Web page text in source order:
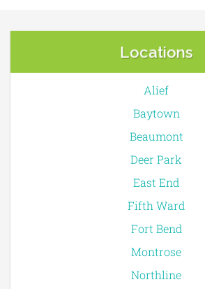
Locations
Alief
Baytown
Beaumont
Deer Park
East End
Fifth Ward
Fort Bend
Montrose
Northline